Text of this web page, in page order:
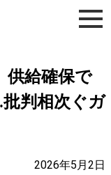
供給確保で
判相次ぐガ
2026年5月2日